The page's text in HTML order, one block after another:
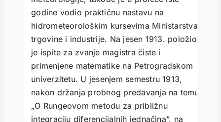
godine vodio praktičnu nastavu na
hidrometeorološkim kursevima Ministarstva
trgovine i industrije. Na jesen 1913. položio
je ispite za zvanje magistra čiste i
primenjene matematike na Petrogradskom
univerzitetu. U jesenjem semestru 1913,
nakon držanja probnog predavanja na temu
„O Rungeovom metodu za približnu
integraciju diferencijalnih jednačina”, na